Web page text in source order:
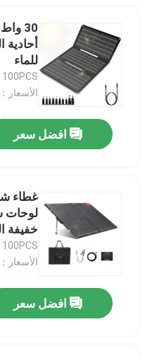
المنتجات
فيديوهات
حولنا
30
للماء
100PCS
الأسعار：negotiable
افضل سعر
خفيفة
100PCS
الأسعار：by Negotiation
افضل سعر